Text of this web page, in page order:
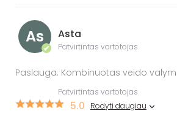
As
✔
Asta
Patvirtintas vartotojas
Paslauga: Kombinuotas veido
Patvirtintas vartotojas
5.0 Rodyti daugiau